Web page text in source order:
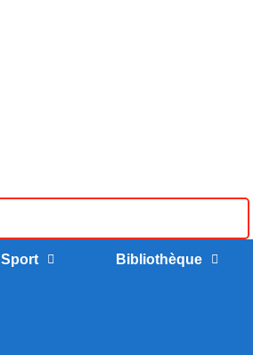
Sport Bibliothèque